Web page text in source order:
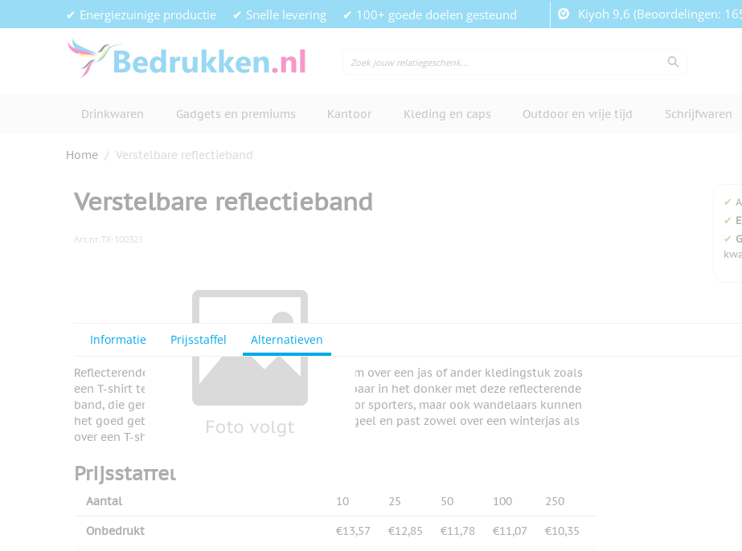
Ga naar de inhoud✔ Energiezuinige productie ✔ Snelle levering ✔ 100+ goede doelen gesteund Kiyoh 9,6 (Beoordelingen:
Drinkwaren Gadgets en premiums Kantoor Kleding en caps Outdoor en vrije tijd Schrijfwaren
Home / Verstelbare reflectieband
Verstelbare reflectieband
Art.nr.TX-100321
✔
✔
✔
Informatie Prijsstaffel Alternatieven
Reflecterende band met regelbare lengte. Perfect om over een jas of ander kledingstuk zoals
een T-shirt te dragen. Jouw relaties zijn goed zichtbaar in het donker met deze reflecterende
band, die gemaakt is van 100% polyester. Ideaal voor sporters, maar ook wandelaars kunnen
het goed gebruiken. De band is verkrijgbaar in het geel en past zowel over een winterjas als
over een T-shirt.
Prijsstaffel
Aantal 10 25 50 100 250
Onbedrukt €13,57 €12,85 €11,78 €11,07
€10,35